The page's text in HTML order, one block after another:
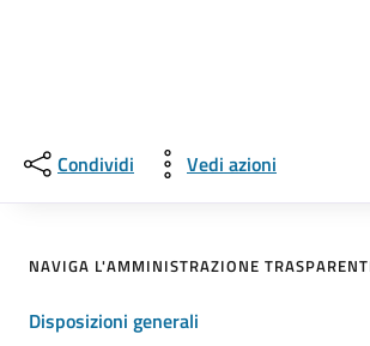
Condividi Vedi azioni
NAVIGA L'AMMINISTRAZIONE
Disposizioni generali